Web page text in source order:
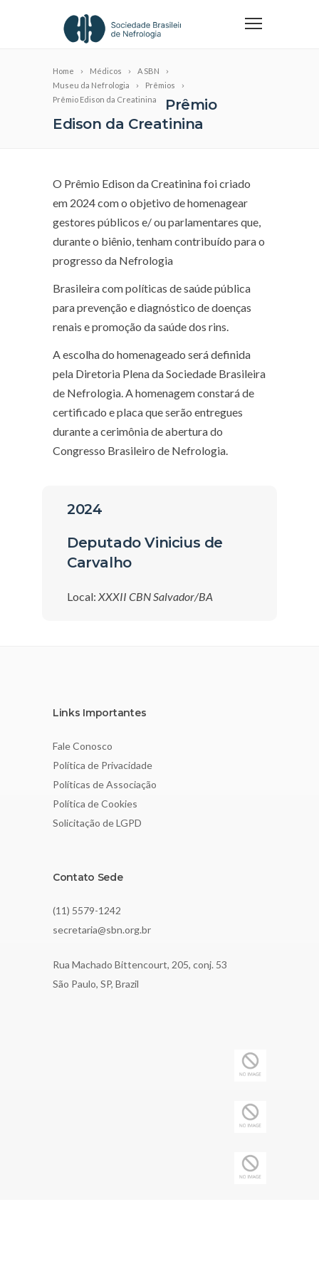
Home Médicos
A SBN
Museu da Nefrologia
Prêmios
Prêmio Edison da Creatinina
Prêmio
Edison da Creatinina
O Prêmio Edison da Creatinina foi criado
em 2024 com o objetivo de homenagear
gestores públicos e/ ou parlamentares que,
durante o biênio, tenham contribuído para o
progresso da Nefrologia
Brasileira com políticas de saúde pública
para prevenção e diagnóstico de doenças
renais e promoção da saúde dos rins.
A escolha do homenageado será definida
pela Diretoria Plena da Sociedade Brasileira
de Nefrologia. A homenagem constará de
certificado e placa que serão entregues
durante a cerimônia de abertura do
Congresso Brasileiro de Nefrologia.
2024
Deputado Vinicius de
Carvalho
Local: XXXII CBN Salvador/BA
Links Importantes
Fale Conosco
Política de Privacidade
Políticas de Associação
Política de Cookies
Solicitação de LGPD
Contato Sede
(11) 5579-1242
secretaria@sbn.org.br
Rua Machado Bittencourt, 205, conj. 53
São Paulo, SP, Brazil